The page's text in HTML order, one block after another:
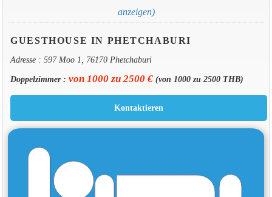
anzeigen)
GUESTHOUSE IN PHETCHABURI
Adresse : 597 Moo 1, 76170 Phetchaburi
Doppelzimmer : von 1000 zu 2500 €(von 1000 zu 2500 THB)